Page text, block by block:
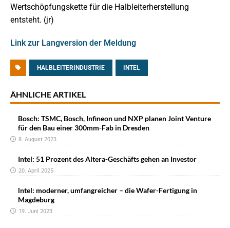
Wertschöpfungskette für die Halbleiterherstellung
entsteht. (jr)
Link zur Langversion der Meldung
HALBLEITERINDUSTRIE INTEL
ÄHNLICHE ARTIKEL
Bosch: TSMC, Bosch, Infineon und NXP planen Joint Venture
für den Bau einer 300mm-Fab in Dresden
8. August 2023
Intel: 51 Prozent des Altera-Geschäfts gehen an Investor
20. April 2025
lntel: moderner, umfangreicher – die Wafer-Fertigung in
Magdeburg
19. Juni 2023